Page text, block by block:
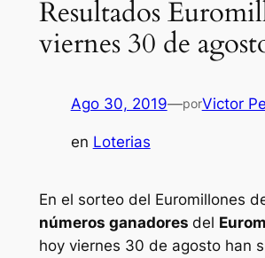
Resultados
viernes 30 de
Ago 30, 2019—porVictor
en Loterias
En el sorteo del Euromillones
números ganadores del
hoy viernes 30 de agosto han